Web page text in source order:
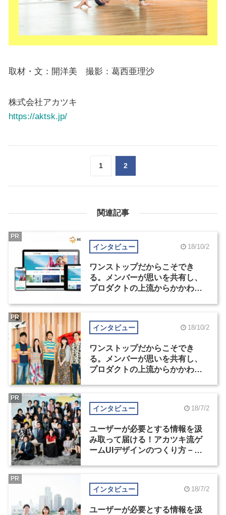
取材・文：開洋美 撮影：葛西亜理沙
株式会社アカツキ
https://aktsk.jp/
1 2
関連記事
インタビュー 18/10/2
ワンストップだからこそでき
る。メンバーが思いを共有し、
プロダクトの上流からかかわる
PR
インタビュー 18/10/2
ワンストップだからこそでき
る。メンバーが思いを共有し、
プロダクトの上流からかかわる
PR
インタビュー 18/7/2
ユーザーが必要とする情報を汲
み取って届ける！アカツキ流ゲ
ームUIデザインのつくり方－株
PR
インタビュー 18/7/2
ユーザーが必要とする情報を汲
PR